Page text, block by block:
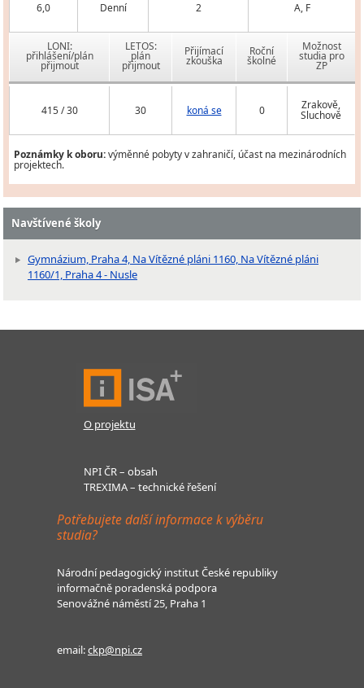
6,0 Denní 2 A, F
LONI:
přihlášení/plán
přijmout
LETOS:
plán
přijmout
Přijímací
zkouška
Roční
školné
Možnost
studia pro
ZP
415 / 30 30 koná se 0 Zrakově,
Sluchově
Poznámky k oboru:výměnné pobyty v zahraničí, účast na mezinárodních
projektech.
Navštívené školy
Gymnázium, Praha 4, Na Vítězné pláni 1160, Na Vítězné pláni
1160/1, Praha 4 - Nusle
O projektu
NPI ČR – obsah
TREXIMA – technické řešení
Potřebujete další informace k výběru
studia?
Národní pedagogický institut České republiky
informačně poradenská podpora
Senovážné náměstí 25, Praha 1
email:ckp@npi.cz